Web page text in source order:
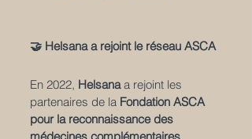
🤝 Helsana a rejoint le réseau ASCA
En 2022, Helsana a rejoint les
partenaires de la Fondation ASCA
pour la reconnaissance des
médecines complémentaires,